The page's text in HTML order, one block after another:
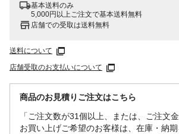
基本送料のみ
5,000円以上ご注文で基本送料無料
店舗での受取は送料無料
送料について
店舗受取のお支払いについて
商品のお見積りご注文はこちら
「ご注文数が31個以上、または、ご注文
お買い上げご希望のお客様は、在庫・納